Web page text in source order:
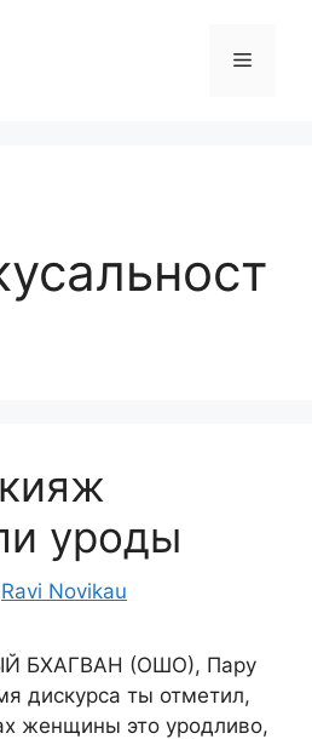
Меню
уроды
Ravi Novikau
БХАГВАН (ОШО), Пару
дискурса ты отметил,
женщины это уродливо,